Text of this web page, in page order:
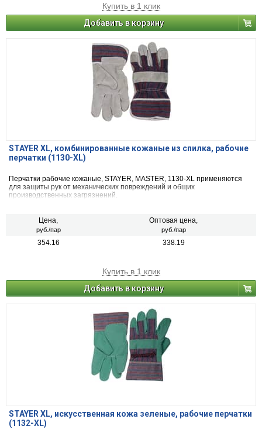
Купить в 1 клик
Добавить в корзину
STAYER XL, комбинированные кожаные из спилка, рабочие
перчатки (1130-XL)
Перчатки рабочие кожаные, STAYER, MASTER, 1130-XL применяются
для защиты рук от механических повреждений и общих
производственных загрязнений.
Цена,
руб./пар
Оптовая цена,
руб./пар
354.16 338.19
Купить в 1 клик
Добавить в корзину
STAYER XL, искусственная кожа зеленые, рабочие перчатки
(1132-XL)